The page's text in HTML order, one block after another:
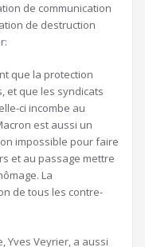
de communication
de destruction
que la protection
et que les syndicats
ci incombe au
est aussi un
impossible pour faire
et au passage mettre
La
de tous les contre-
Yves Veyrier, a aussi